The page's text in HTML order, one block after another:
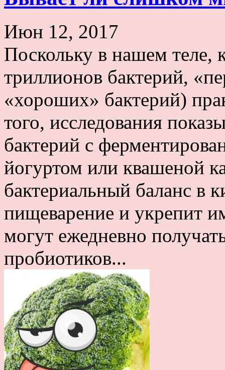
Июн 12, 2017
Поскольку в нашем теле,
триллионов бактерий,
«хороших» бактерий)
того, исследования
бактерий с
йогуртом или квашеной
бактериальный баланс в
пищеварение и укрепит
могут ежедневно
пробиотиков...